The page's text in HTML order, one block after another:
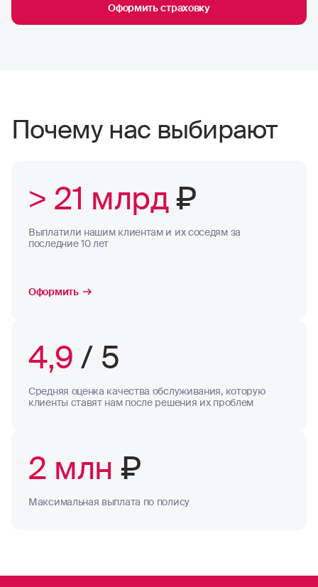
Оформить страховку
Почему нас выбирают
> 21 млрд₽
Выплатили нашим клиентам и их соседям за
последние 10 лет
Оформить
4,9 / 5
Средняя оценка качества обслуживания, которую
клиенты ставят нам после решения их проблем
2 млн ₽
Максимальная выплата по полису